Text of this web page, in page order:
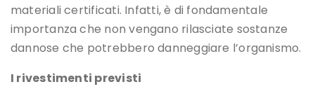
materiali certificati. Infatti, è di fondamentale
importanza che non vengano rilasciate sostanze
dannose che potrebbero danneggiare l’organismo.
I rivestimenti previsti